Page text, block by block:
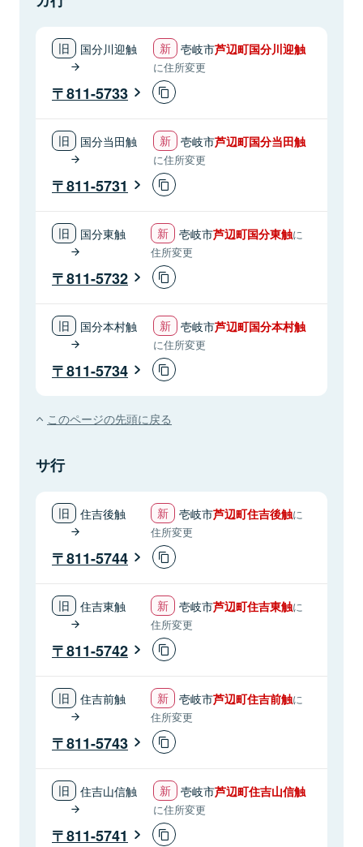
国分川迎触 壱岐市芦辺町国分川迎触
に住所変更
811-5733
国分当田触 壱岐市芦辺町国分当田触
に住所変更
811-5731
国分東触 壱岐市芦辺町国分東触に
住所変更
811-5732
国分本村触 壱岐市芦辺町国分本村触
に住所変更
811-5734
このページの先頭に戻る
サ行
住吉後触 壱岐市芦辺町住吉後触に
住所変更
811-5744
住吉東触 壱岐市芦辺町住吉東触に
住所変更
811-5742
住吉前触 壱岐市芦辺町住吉前触に
住所変更
811-5743
住吉山信触 壱岐市芦辺町住吉山信触
に住所変更
811-5741